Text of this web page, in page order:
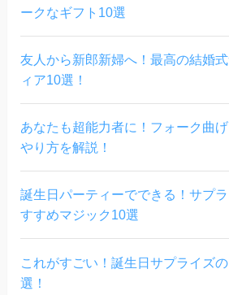
ークなギフト10選
友人から新郎新婦へ！最高の結婚
ィア10選！
あなたも超能力者に！フォーク曲
やり方を解説！
誕生日パーティーでできる！サプ
すすめマジック10選
これがすごい！誕生日サプライズ
選！